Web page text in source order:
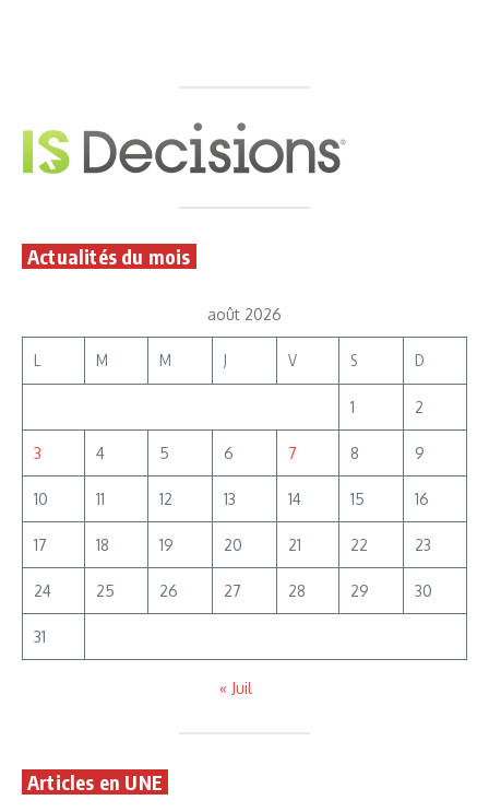
Actualités du mois
août 2026
L M M J V S D
1 2
3 4 5 6 7 8 9
10 11 12 13 14 15 16
17 18 19 20 21 22 23
24 25 26 27 28 29 30
31
« Juil
Articles en UNE